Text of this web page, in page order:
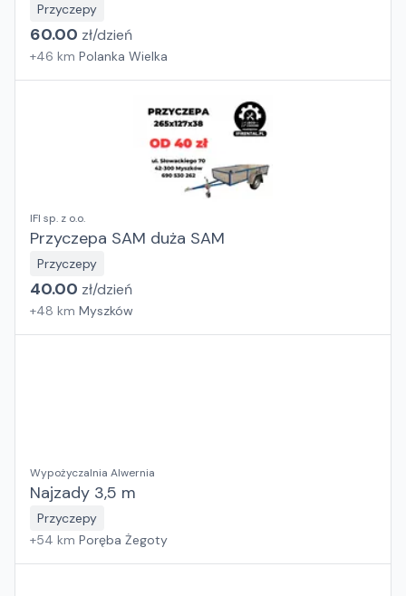
Przyczepy
60.00 zł/dzień
+46 km Polanka Wielka
IFI sp. z o.o.
Przyczepa SAM duża SAM
Przyczepy
40.00 zł/dzień
+48 km Myszków
Wypożyczalnia Alwernia
Najzady 3,5 m
Przyczepy
+54 km Poręba Żegoty